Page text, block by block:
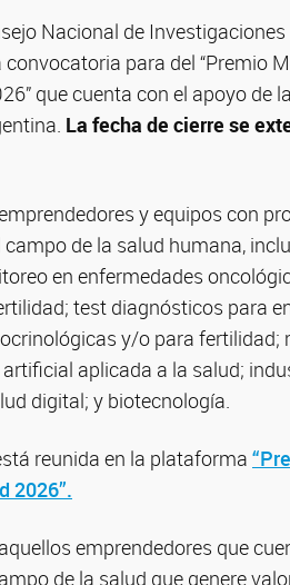
Nacional de
para del “Premio
que cuenta con el apoyo de
La fecha de cierre se
y equipos con
de la salud humana,
en enfermedades
test diagnósticos para
y/o para fertilidad;
aplicada a la salud;
digital; y biotecnología.
reunida en la plataforma
2026”.
emprendedores que
de la salud que genere